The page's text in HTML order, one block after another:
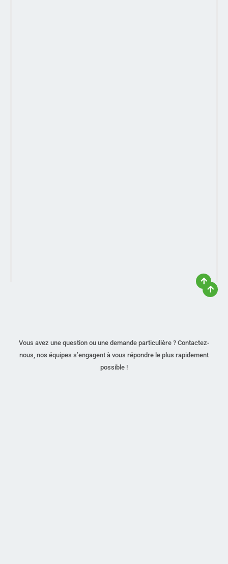
Vous avez une question ou une demande particulière ? Contactez-
nous, nos équipes s’engagent à vous répondre le plus rapidement
possible !